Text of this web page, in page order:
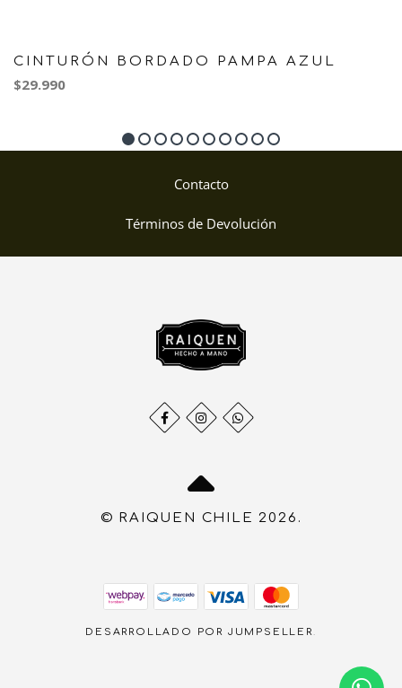
CINTURÓN BORDADO PAMPA AZUL
$29.990
Contacto
Términos de Devolución
© RAIQUEN CHILE 2026.
DESARROLLADO POR JUMPSELLER.